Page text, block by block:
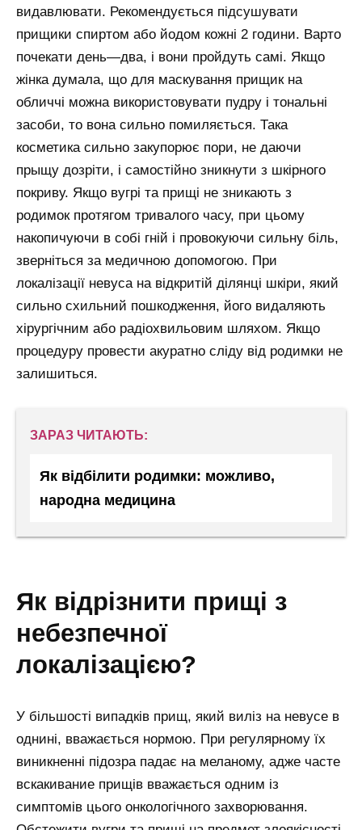
видавлювати. Рекомендується підсушувати
прищики спиртом або йодом кожні 2 години. Варто
почекати день—два, і вони пройдуть самі. Якщо
жінка думала, що для маскування прищик на
обличчі можна використовувати пудру і тональні
засоби, то вона сильно помиляється. Така
косметика сильно закупорює пори, не даючи
прыщу дозріти, і самостійно зникнути з шкірного
покриву. Якщо вугрі та прищі не зникають з
родимок протягом тривалого часу, при цьому
накопичуючи в собі гній і провокуючи сильну біль,
зверніться за медичною допомогою. При
локалізації невуса на відкритій ділянці шкіри, який
сильно схильний пошкодження, його видаляють
хірургічним або радіохвильовим шляхом. Якщо
процедуру провести акуратно сліду від родимки не
залишиться.
ЗАРАЗ ЧИТАЮТЬ:
Як відбілити родимки: можливо,
народна медицина
як відрізнити прищі з
небезпечної
локалізацією?
У більшості випадків прищ, який виліз на невусе в
однині, вважається нормою. При регулярному їх
виникненні підозра падає на меланому, адже часте
вскакивание прищів вважається одним із
симптомів цього онкологічного захворювання.